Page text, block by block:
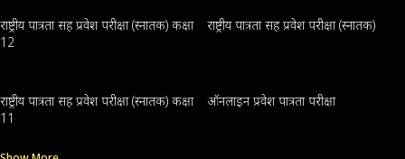
राष्ट्रीय पात्रता सह प्रवेश परीक्षा (स्नातक) कक्षा
12
राष्ट्रीय पात्रता सह प्रवेश परीक्षा (स्नातक)
राष्ट्रीय पात्रता सह प्रवेश परीक्षा (स्नातक) कक्षा
11
ऑनलाइन प्रवेश पात्रता परीक्षा